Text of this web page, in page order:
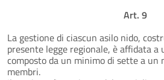
Art. 9
La gestione di ciascun asilo nido,
presente legge regionale, è affidata
composto da un minimo di sette a un
membri.